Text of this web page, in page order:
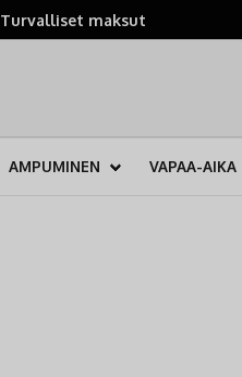
Turvalliset maksut
AMPUMINEN VAPAA-AIKA